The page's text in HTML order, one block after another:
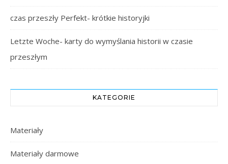
czas przeszły Perfekt- krótkie historyjki
Letzte Woche- karty do wymyślania historii w czasie
przeszłym
KATEGORIE
Materiały
Materiały darmowe